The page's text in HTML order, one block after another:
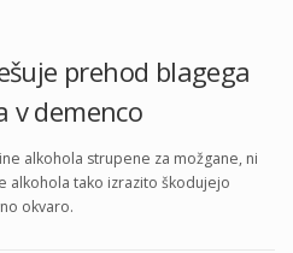
prehod blagega
v demenco
alkohola strupene za možgane, ni
alkohola tako izrazito škodujejo
okvaro.